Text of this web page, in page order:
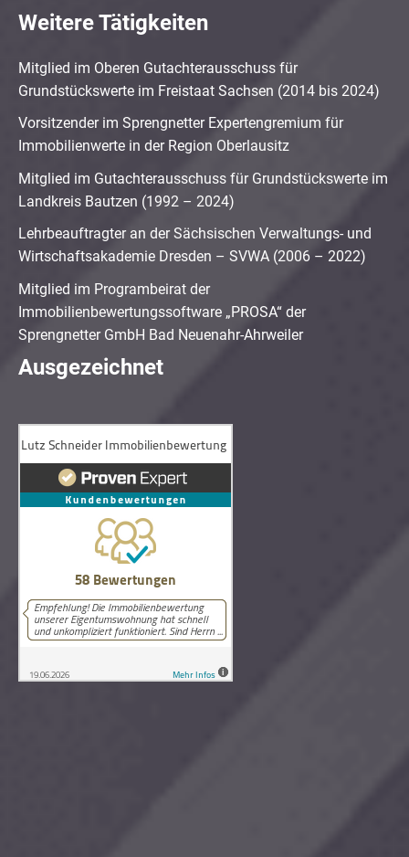
Weitere Tätigkeiten
Mitglied im Oberen Gutachterausschuss für
Grundstückswerte im Freistaat Sachsen (2014 bis 2024)
Vorsitzender im Sprengnetter Expertengremium für
Immobilienwerte in der Region Oberlausitz
Mitglied im Gutachterausschuss für Grundstückswerte im
Landkreis Bautzen (1992 – 2024)
Lehrbeauftragter an der Sächsischen Verwaltungs- und
Wirtschaftsakademie Dresden – SVWA (2006 – 2022)
Mitglied im Programbeirat der
Immobilienbewertungssoftware „PROSA“ der
Sprengnetter GmbH Bad Neuenahr-Ahrweiler
Ausgezeichnet